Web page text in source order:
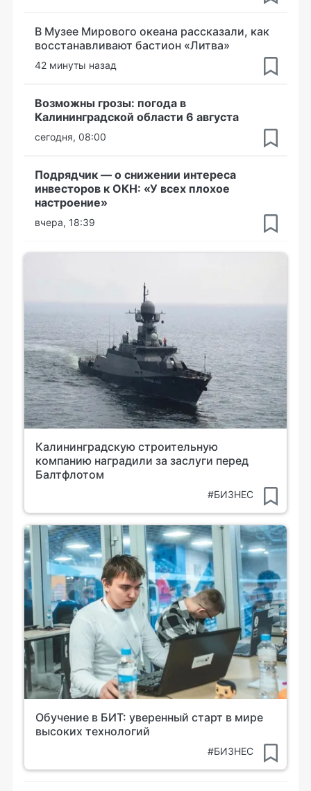
В Музее Мирового океана рассказали, как
восстанавливают бастион «Литва»
42 минуты назад
Возможны грозы: погода в
Калининградской области 6 августа
сегодня, 08:00
Подрядчик — о снижении интереса
инвесторов к ОКН: «У всех плохое
настроение»
вчера, 18:39
Калининградскую строительную
компанию наградили за заслуги перед
Балтфлотом
#БИЗНЕС
Обучение в БИТ: уверенный старт в мире
высоких технологий
#БИЗНЕС